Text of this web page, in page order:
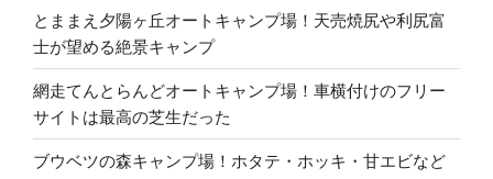
とままえ夕陽ヶ丘オートキャンプ場！天売焼尻や利尻富
士が望める絶景キャンプ
網走てんとらんどオートキャンプ場！車横付けのフリー
サイトは最高の芝生だった
ブウベツの森キャンプ場！ホタテ・ホッキ・甘エビなど